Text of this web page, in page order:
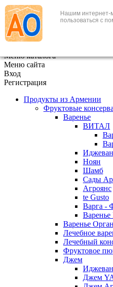
Нашим интернет-
пользоваться с
+7 (495) 646-888-1
В корзине 0
Меню каталога
Меню сайта
Вход
Регистрация
Продукты из Армении
Фруктовые
Варенье
ВИТАЛ
Иджеван
Ноян
Шамб
Сады
Агроянс
te Gusto
Варга -
Варенье
Варенье
Лечебное
Лечебный
Фруктовое
Джем
Иджеван
Джем